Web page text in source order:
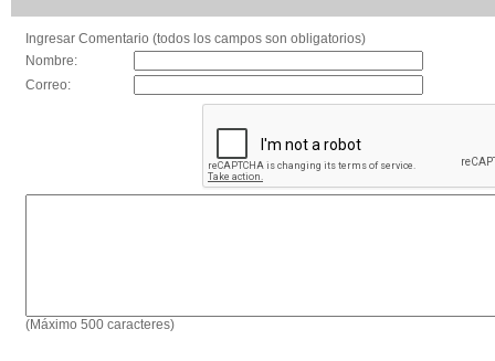
Ingresar Comentario (todos los campos son obligatorios)
Nombre:
Correo:
(Máximo 500 caracteres)